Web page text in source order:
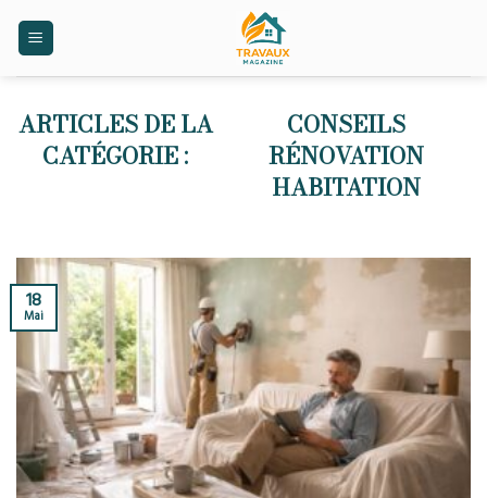
CONSEILS
RÉNOVATION
HABITATION
18
Mai